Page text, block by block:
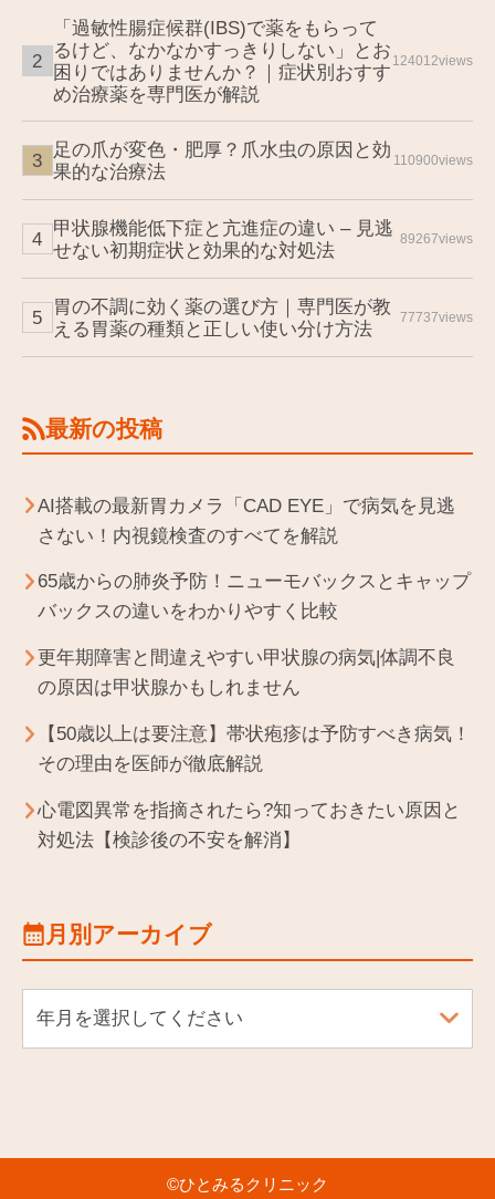
「過敏性腸症候群(IBS)で薬をもらって
るけど、なかなかすっきりしない」とお
困りではありませんか？｜症状別おすす
め治療薬を専門医が解説
124012views
足の爪が変色・肥厚？爪水虫の原因と効
果的な治療法
110900views
甲状腺機能低下症と亢進症の違い – 見逃
せない初期症状と効果的な対処法
89267views
胃の不調に効く薬の選び方｜専門医が教
える胃薬の種類と正しい使い分け方法
77737views
最新の投稿
AI搭載の最新胃カメラ「CAD EYE」で病気を見逃
さない！内視鏡検査のすべてを解説
65歳からの肺炎予防！ニューモバックスとキャップ
バックスの違いをわかりやすく比較
更年期障害と間違えやすい甲状腺の病気|体調不良
の原因は甲状腺かもしれません
【50歳以上は要注意】帯状疱疹は予防すべき病気！
その理由を医師が徹底解説
心電図異常を指摘されたら?知っておきたい原因と
対処法【検診後の不安を解消】
月別アーカイブ
年月を選択してください
©ひとみるクリニック